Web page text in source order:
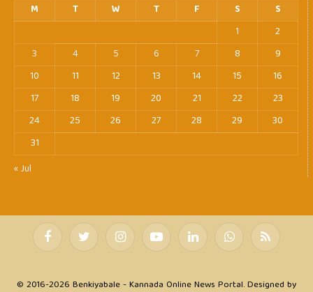
M
T W T F S
S
1
2
3
4 5 6 7 8
9
10
11 12 13 14 15
16
17
18 19 20 21 22
23
24
25 26 27 28 29
30
31
« Jul
FacebookTwitter InstagramYouTubeLinkedIn WhatsAppRSS
© 2016-2026 Benkiyabale - Kannada Online News Portal. Designed by